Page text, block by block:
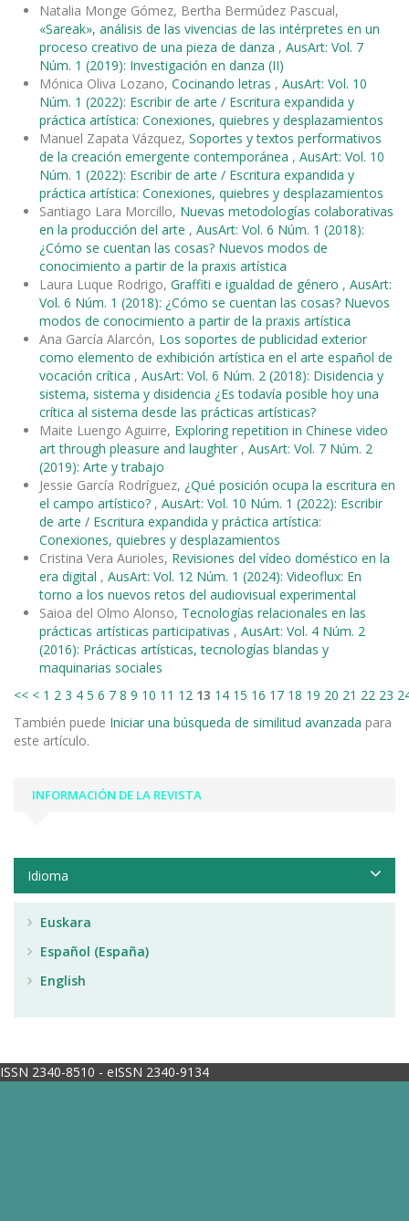
Natalia Monge Gómez, Bertha Bermúdez Pascual,
«Sareak», análisis de las vivencias de las intérpretes en un
proceso creativo de una pieza de danza , AusArt: Vol. 7
Núm. 1 (2019): Investigación en danza (II)
Mónica Oliva Lozano, Cocinando letras , AusArt: Vol. 10
Núm. 1 (2022): Escribir de arte / Escritura expandida y
práctica artística: Conexiones, quiebres y desplazamientos
Manuel Zapata Vázquez, Soportes y textos performativos
de la creación emergente contemporánea , AusArt: Vol. 10
Núm. 1 (2022): Escribir de arte / Escritura expandida y
práctica artística: Conexiones, quiebres y desplazamientos
Santiago Lara Morcillo, Nuevas metodologías colaborativas
en la producción del arte , AusArt: Vol. 6 Núm. 1 (2018):
¿Cómo se cuentan las cosas? Nuevos modos de
conocimiento a partir de la praxis artística
Laura Luque Rodrigo, Graffiti e igualdad de género , AusArt:
Vol. 6 Núm. 1 (2018): ¿Cómo se cuentan las cosas? Nuevos
modos de conocimiento a partir de la praxis artística
Ana García Alarcón, Los soportes de publicidad exterior
como elemento de exhibición artística en el arte español de
vocación crítica , AusArt: Vol. 6 Núm. 2 (2018): Disidencia y
sistema, sistema y disidencia ¿Es todavía posible hoy una
crítica al sistema desde las prácticas artísticas?
Maite Luengo Aguirre, Exploring repetition in Chinese video
art through pleasure and laughter , AusArt: Vol. 7 Núm. 2
(2019): Arte y trabajo
Jessie García Rodríguez, ¿Qué posición ocupa la escritura en
el campo artístico? , AusArt: Vol. 10 Núm. 1 (2022): Escribir
de arte / Escritura expandida y práctica artística:
Conexiones, quiebres y desplazamientos
Cristina Vera Aurioles, Revisiones del vídeo doméstico en la
era digital , AusArt: Vol. 12 Núm. 1 (2024): Videoflux: En
torno a los nuevos retos del audiovisual experimental
Saioa del Olmo Alonso, Tecnologías relacionales en las
prácticas artísticas participativas , AusArt: Vol. 4 Núm. 2
(2016): Prácticas artísticas, tecnologías blandas y
maquinarias sociales
<< < 1 2 3 4 5 6 7 8 9 10 11 12 13 14 15 16 17 18 19 20 21 22 23
También puede Iniciar una búsqueda de similitud avanzada para
este artículo.
INFORMACIÓN DE LA REVISTA
Idioma
Euskara
Español (España)
English
ISSN 2340-8510 - eISSN 2340-9134